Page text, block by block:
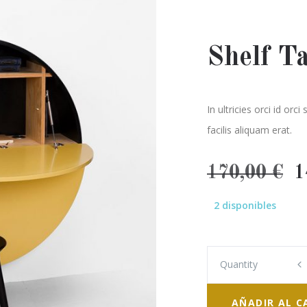
Shelf
In ultricies orci id orci
facilis aliquam erat.
170,00€
2 disponibles
Quantity
Quantity
AÑADIR AL